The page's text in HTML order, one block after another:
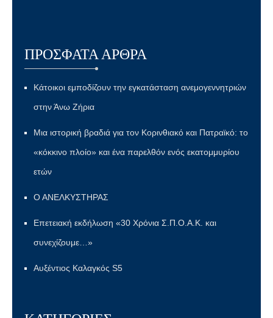
ΠΡΌΣΦΑΤΑ ΆΡΘΡΑ
Κάτοικοι εμποδίζουν την εγκατάσταση ανεμογεννητριών
στην Άνω Ζήρια
Μια ιστορική βραδιά για τον Κορινθιακό και Πατραϊκό: το
«κόκκινο πλοίο» και ένα παρελθόν ενός εκατομμυρίου
ετών
Ο ΑΝΕΛΚΥΣΤΗΡΑΣ
Επετειακή εκδήλωση «30 Χρόνια Σ.Π.Ο.Α.Κ. και
συνεχίζουμε…»
Αυξέντιος Καλαγκός S5